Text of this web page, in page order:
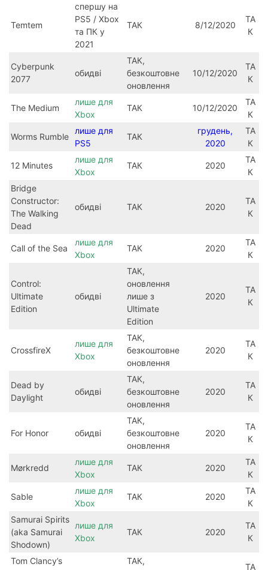
Temtem
спершу на
PS5 / Xbox
та ПК у
2021
ТАК 8/12/2020
ТА
К
Cyberpunk
2077
обидві
ТАК,
безкоштовне
оновлення
10/12/2020
ТА
К
The Medium
лише для
Xbox
ТАК 10/12/2020
ТА
К
Worms Rumble
лише для
PS5
ТАК
грудень,
2020
ТА
К
12 Minutes
лише для
Xbox
ТАК 2020
ТА
К
Bridge
Constructor:
The Walking
Dead
обидві ТАК 2020
ТА
К
Call of the Sea
лише для
Xbox
ТАК 2020
ТА
К
Control:
Ultimate
Edition
обидві
ТАК,
оновлення
лише з
Ultimate
Edition
2020
ТА
К
CrossfireX
лише для
Xbox
ТАК,
безкоштовне
оновлення
2020
ТА
К
Dead by
Daylight
обидві
ТАК,
безкоштовне
оновлення
2020
ТА
К
For Honor обидві
ТАК,
безкоштовне
оновлення
2020
ТА
К
Mørkredd
лише для
Xbox
ТАК 2020
ТА
К
Sable
лише для
Xbox
ТАК 2020
ТА
К
Samurai Spirits
(aka Samurai
Shodown)
лише для
Xbox
ТАК 2020
ТА
К
Tom Clancy’s
ТАК,
ТА